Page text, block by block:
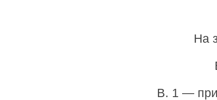
На
В. 1 —